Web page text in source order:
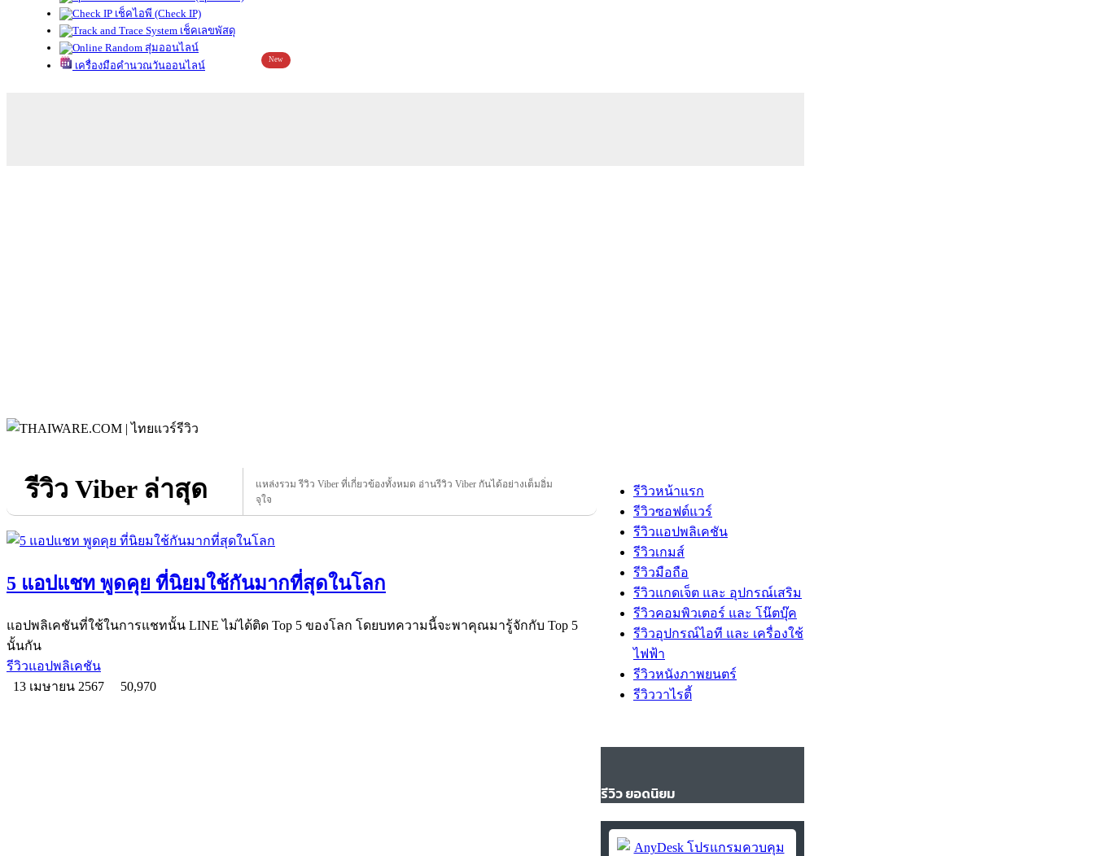
เช็คไอพี (Check IP)
เช็คเลขพัสดุ
สุ่มออนไลน์
เครื่องมือคำนวณวันออนไลน์
New
รีวิว Viber ล่าสุด
แหล่งรวม รีวิว Viber ที่เกี่ยวข้องทั้งหมด อ่านรีวิว Viber กันได้อย่างเต็มอิ่ม
จุใจ
5 แอปแชท พูดคุย ที่นิยมใช้กันมากที่สุดในโลก
แอปพลิเคชันที่ใช้ในการแชทนั้น LINE ไม่ได้ติด Top 5 ของโลก โดยบทความนี้จะพาคุณมารู้จักกับ Top 5
นั้นกัน
รีวิวแอปพลิเคชัน
13 เมษายน 2567
50,970
รีวิวหน้าแรก
รีวิวซอฟต์แวร์
รีวิวแอปพลิเคชัน
รีวิวเกมส์
รีวิวมือถือ
รีวิวแกดเจ็ต และ อุปกรณ์เสริม
รีวิวคอมพิวเตอร์ และ โน๊ตบุ๊ค
รีวิวอุปกรณ์ไอที และ เครื่องใช้
ไฟฟ้า
รีวิวหนังภาพยนตร์
รีวิววาไรตี้
รีวิว ยอดนิยม